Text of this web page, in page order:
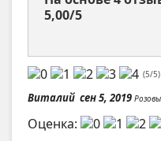
5,00/5
(5/5)
Виталий сен 5, 2019
Оценка: